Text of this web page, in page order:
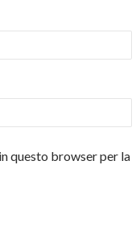
questo browser per la